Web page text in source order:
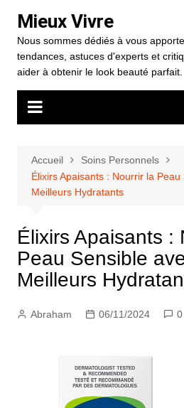
contenu
Mieux Vivre
Nous sommes dédiés à vous
tendances, astuces d'experts et
aider à obtenir le look beauté parfait.
Accueil
Soins Personnels
Élixirs Apaisants : Nourrir la
Meilleurs Hydratants
Élixirs Apaisants :
Peau Sensible
Meilleurs
Abraham 06/11/2024 0